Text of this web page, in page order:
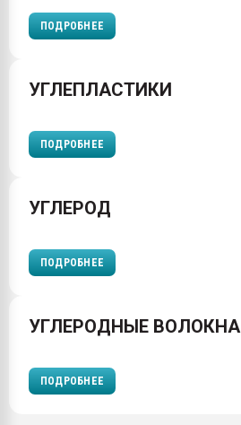
ПОДРОБНЕЕ
УГЛЕПЛАСТИКИ
ПОДРОБНЕЕ
УГЛЕРОД
ПОДРОБНЕЕ
УГЛЕРОДНЫЕ ВОЛОКНА
ПОДРОБНЕЕ